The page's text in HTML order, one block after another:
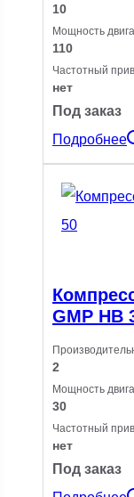
10
Мощность
110
Частотный
нет
Под заказ
Подробнее
GMP HB
2
Мощность
30
Частотный
нет
Под заказ